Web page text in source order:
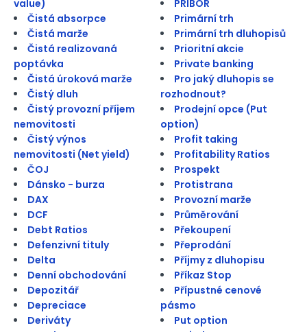
value)
Čistá absorpce
Čistá marže
Čistá realizovaná
poptávka
Čistá úroková marže
Čistý dluh
Čistý provozní příjem
nemovitosti
Čistý výnos
nemovitosti (Net yield)
ČOJ
Dánsko - burza
DAX
DCF
Debt Ratios
Defenzivní tituly
Delta
Denní obchodování
Depozitář
Depreciace
Deriváty
PRIBOR
Primární trh
Primární trh dluhopisů
Prioritní akcie
Private banking
Pro jaký dluhopis se
rozhodnout?
Prodejní opce (Put
option)
Profit taking
Profitability Ratios
Prospekt
Protistrana
Provozní marže
Průměrování
Překoupení
Přeprodání
Příjmy z dluhopisu
Příkaz Stop
Přípustné cenové
pásmo
Put option